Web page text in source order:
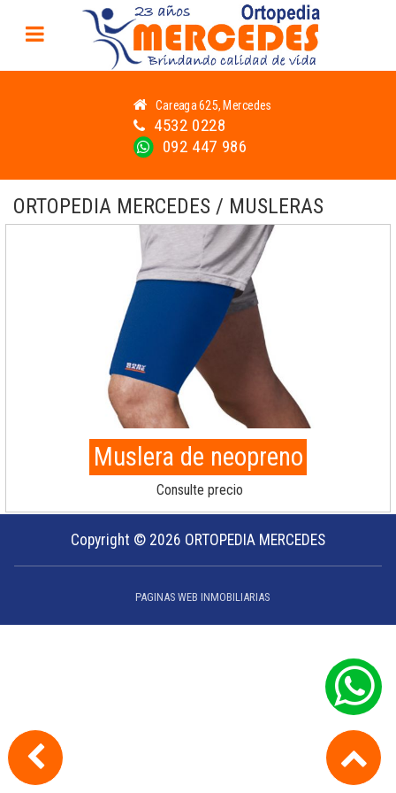
Careaga 625, Mercedes
4532 0228
092 447 986
ORTOPEDIA MERCEDES / MUSLERAS
Muslera de neopreno
Consulte precio
Copyright © 2026 ORTOPEDIA MERCEDES
PAGINAS WEB INMOBILIARIAS